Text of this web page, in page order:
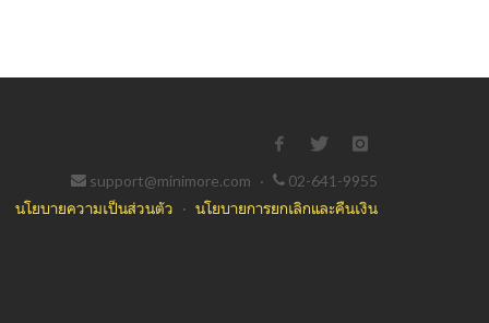
support@minimore.com ·
02-641-9955
นโยบายความเป็นส่วนตัว · นโยบายการยกเลิกและคืนเงิน